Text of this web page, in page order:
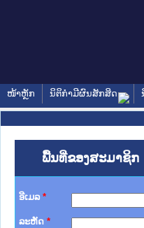
ໜ້າຫຼັກ ນິຕິກໍາມີຜົນສັກສິດ
ພື້ນທີ່ຂອງສະມາຊິກ
ອີເມລ *
ລະຫັດ *